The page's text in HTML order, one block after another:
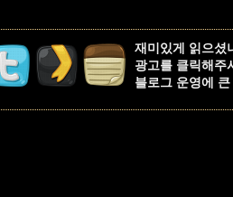
재미있게 읽으셨
광고를 클릭해주
블로그 운영에